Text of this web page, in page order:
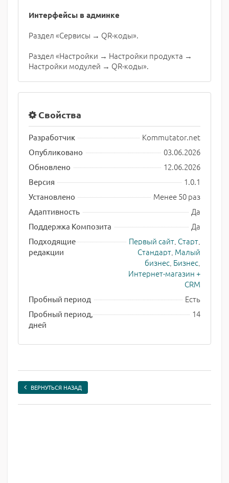
Интерфейсы в админке
Раздел «Сервисы → QR-коды».
Раздел «Настройки → Настройки продукта →
Настройки модулей → QR-коды».
Свойства
Разработчик Kommutator.net
Опубликовано 03.06.2026
Обновлено 12.06.2026
Версия 1.0.1
Установлено Менее 50 раз
Адаптивность Да
Поддержка Композита Да
Подходящие
редакции
Первый сайт Старт
Стандарт Малый
бизнес Бизнес
Интернет-магазин +
CRM
Пробный период Есть
Пробный период,
дней
14
ВЕРНУТЬСЯ НАЗАД